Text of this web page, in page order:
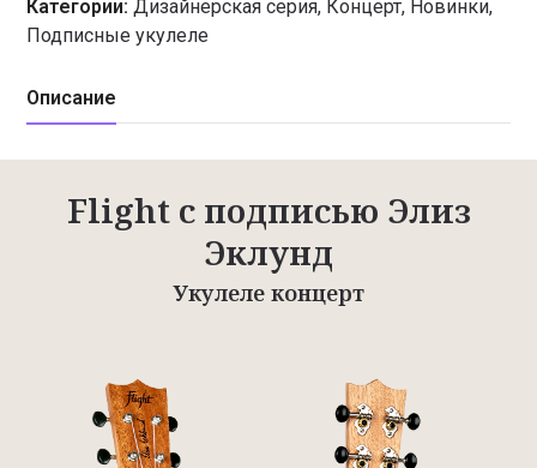
Категории: Дизайнерская серия, Концерт, Новинки,
Подписные укулеле
Описание
Flight с подписью Элиз
Эклунд
Укулеле концерт